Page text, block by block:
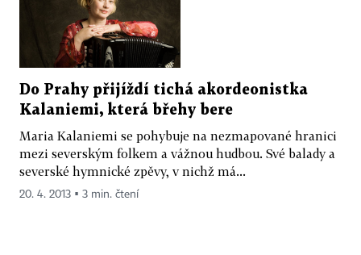
Do Prahy přijíždí tichá akordeonistka
Kalaniemi, která břehy bere
Maria Kalaniemi se pohybuje na nezmapované hranici
mezi severským folkem a vážnou hudbou. Své balady a
severské hymnické zpěvy, v nichž má...
20. 4. 2013 ▪ 3 min. čtení